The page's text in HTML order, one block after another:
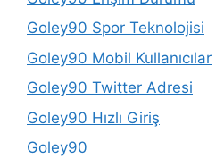
Goley90 Spor Teknolojisi
Goley90 Mobil Kullanıcılar
Goley90 Twitter Adresi
Goley90 Hızlı Giriş
Goley90